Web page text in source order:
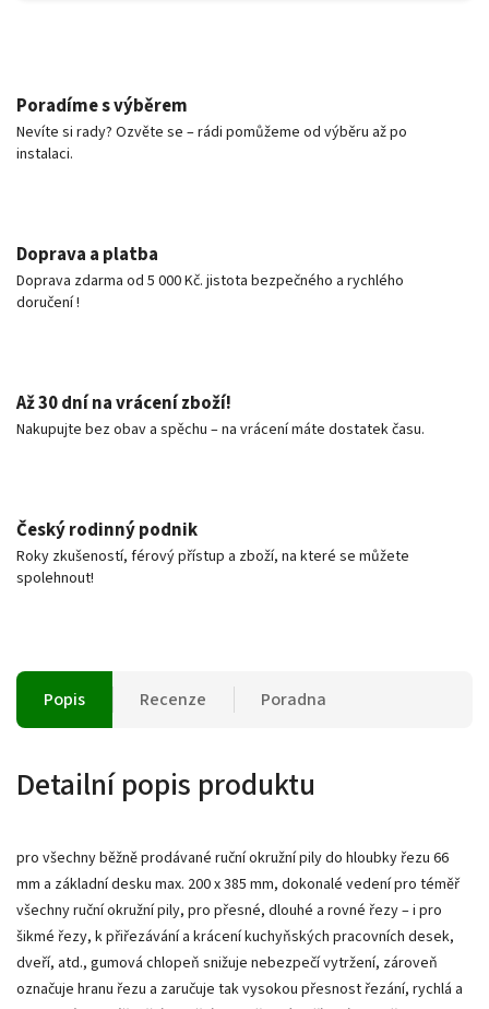
Poradíme s výběrem
Nevíte si rady? Ozvěte se – rádi pomůžeme od výběru až po
instalaci.
Doprava a platba
Doprava zdarma od 5 000 Kč. jistota bezpečného a rychlého
doručení !
Až 30 dní na vrácení zboží!
Nakupujte bez obav a spěchu – na vrácení máte dostatek času.
Český rodinný podnik
Roky zkušeností, férový přístup a zboží, na které se můžete
spolehnout!
Popis Recenze Poradna
Detailní popis produktu
pro všechny běžně prodávané ruční okružní pily do hloubky řezu 66
mm a základní desku max. 200 x 385 mm, dokonalé vedení pro téměř
všechny ruční okružní pily, pro přesné, dlouhé a rovné řezy – i pro
šikmé řezy, k přiřezávání a krácení kuchyňských pracovních desek,
dveří, atd., gumová chlopeň snižuje nebezpečí vytržení, zároveň
označuje hranu řezu a zaručuje tak vysokou přesnost řezání, rychlá a